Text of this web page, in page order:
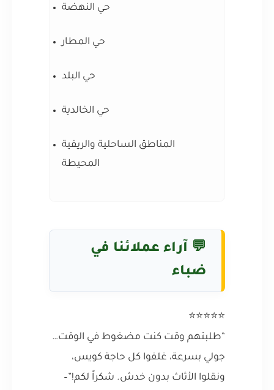
حي النهضة
حي المطار
حي البلد
حي الخالدية
المناطق الساحلية والريفية
المحيطة
💬 آراء عملائنا في
ضباء
⭐⭐⭐⭐⭐
“طلبتهم وقت كنت مضغوط في الوقت…
جولي بسرعة، غلفوا كل حاجة كويس،
ونقلوا الأثاث بدون خدش. شكراً لكم!”–